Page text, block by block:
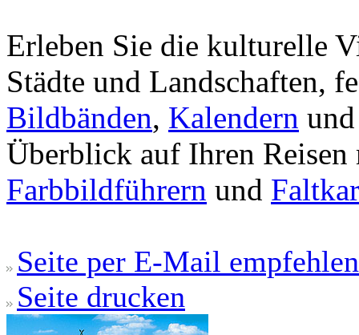
Erleben Sie die kulturelle
Städte und Landschaften,
Bildbänden, Kalendern
Überblick auf Ihren
Farbbildführern und
Seite per E-Mail empfehlen
Seite drucken